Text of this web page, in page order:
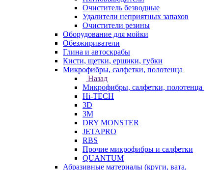
Очиститель безводные
Удалители неприятных запахов
Очистители резины
Оборудование для мойки
Обезжириватели
Глина и автоскрабы
Кисти, щетки, ершики, губки
Микрофибры, салфетки, полотенца
Назад
Микрофибры, салфетки, полотенца
Hi-TECH
3D
3М
DRY MONSTER
JETAPRO
RBS
Прочие микрофибры и салфетки
QUANTUM
Абразивные материалы (круги, вата,